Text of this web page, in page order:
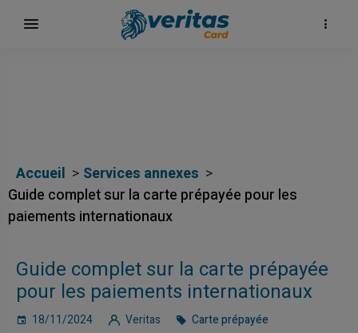
Accueil
Services annexes
Guide complet sur la carte prépayée pour les
paiements internationaux
Guide complet sur la carte prépayée
pour les paiements internationaux
18/11/2024 Veritas Carte prépayée